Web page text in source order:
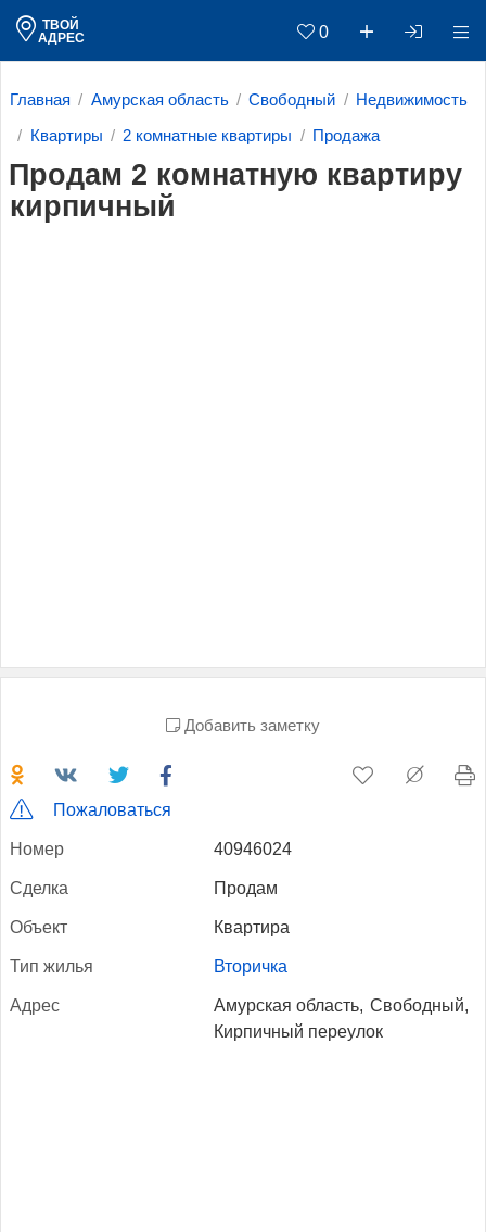
ТВОЙ
АДРЕС
0
Главная Амурская область Свободный Недвижимость
Квартиры 2 комнатные квартиры Продажа
Продам 2 комнатную квартиру
кирпичный
Добавить заметку
Пожаловаться
Но­мер 40946024
Сдел­ка Продам
Объ­ект Квартира
Тип жилья Вторичка
Ад­рес Амурская область, Свободный,
Кирпичный переулок